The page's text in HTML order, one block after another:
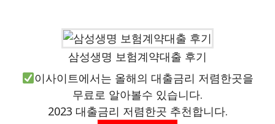
삼성생명 보험계약대출 후기
이사이트에서는 올해의 대출금리 저렴한곳을
무료로 알아볼수 있습니다.
2023 대출금리 저렴한곳 추천합니다.